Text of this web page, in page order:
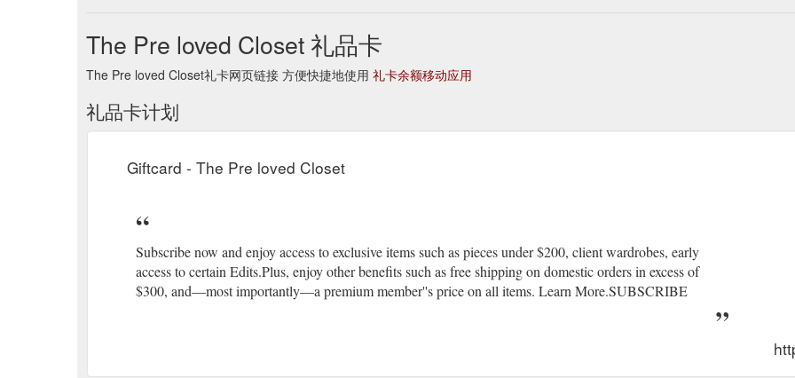
The Pre loved Closet 礼品卡
The Pre loved Closet礼卡网页链接 方便快捷地使用 礼卡余额移动应用
礼品卡计划
Giftcard - The Pre loved Closet
Subscribe now and enjoy access to exclusive items such as pieces under $200, client wardrobes, early
access to certain Edits.Plus, enjoy other benefits such as free shipping on domestic orders in excess of
$300, and—most importantly—a premium member''s price on all items. Learn More.SUBSCRIBE